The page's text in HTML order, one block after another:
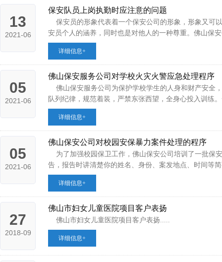
13
2021-06
保安队员上岗执勤时应注意的问题
保安员的形象代表着一个保安公司的形象，形象又可
安员个人的涵养，同时也是对他人的一种尊重。佛山保
详细信息+
05
2021-06
佛山保安服务公司对学校火灾火警应急处理程序
佛山保安服务公司为保护学校学生的人身和财产安全
队列纪律，规范着装，严禁东张西望，全身心投入训练
详细信息+
05
2021-06
佛山保安公司对校园安保暴力案件处理的程序
为了加强校园保卫工作，佛山保安公司培训了一批保
告，报告时讲清楚你的姓名、身份、案发地点、时间等
详细信息+
27
2018-09
佛山市妇女儿童医院项目客户表扬
佛山市妇女儿童医院项目客户表扬.....
详细信息+